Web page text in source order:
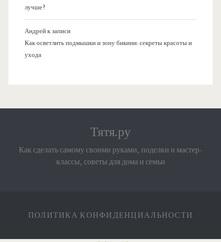
лучше?
Андрейк записи
Как осветлить подмышки и зону бикини: секреты красоты и
ухода
Тятя.ру
Как сделать самому своими руками, поделки и мастер-
классы, советы для дома и семьи
ПОЛИТИКА КОНФИДЕНЦИАЛЬНОСТИ